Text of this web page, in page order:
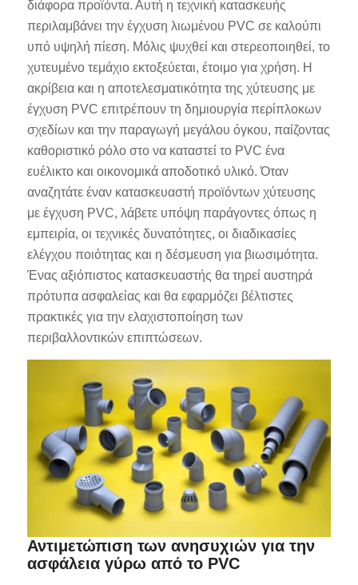
διάφορα προϊόντα. Αυτή η τεχνική κατασκευής
περιλαμβάνει την έγχυση λιωμένου PVC σε καλούπι
υπό υψηλή πίεση. Μόλις ψυχθεί και στερεοποιηθεί, το
χυτευμένο τεμάχιο εκτοξεύεται, έτοιμο για χρήση. Η
ακρίβεια και η αποτελεσματικότητα της χύτευσης με
έγχυση PVC επιτρέπουν τη δημιουργία περίπλοκων
σχεδίων και την παραγωγή μεγάλου όγκου, παίζοντας
καθοριστικό ρόλο στο να καταστεί το PVC ένα
ευέλικτο και οικονομικά αποδοτικό υλικό. Όταν
αναζητάτε έναν κατασκευαστή προϊόντων χύτευσης
με έγχυση PVC, λάβετε υπόψη παράγοντες όπως η
εμπειρία, οι τεχνικές δυνατότητες, οι διαδικασίες
ελέγχου ποιότητας και η δέσμευση για βιωσιμότητα.
Ένας αξιόπιστος κατασκευαστής θα τηρεί αυστηρά
πρότυπα ασφαλείας και θα εφαρμόζει βέλτιστες
πρακτικές για την ελαχιστοποίηση των
περιβαλλοντικών επιπτώσεων.
Αντιμετώπιση των ανησυχιών για την
ασφάλεια γύρω από το PVC